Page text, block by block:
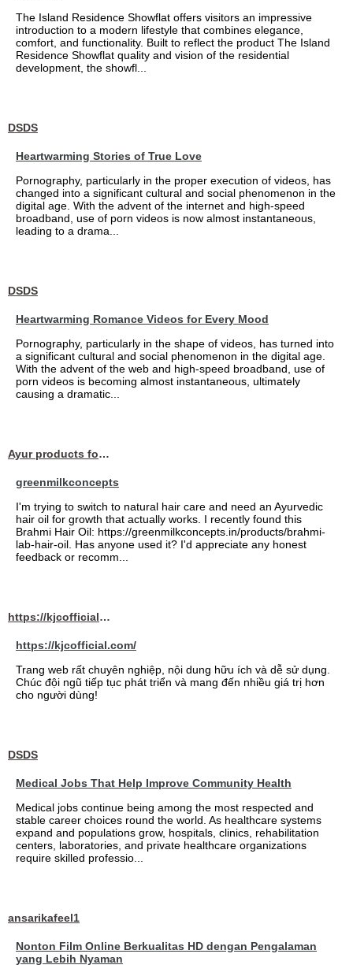
The Island Residence Showflat offers visitors an impressive
introduction to a modern lifestyle that combines elegance,
comfort, and functionality. Built to reflect the product The Island
Residence Showflat quality and vision of the residential
development, the showfl...
DSDS
Heartwarming Stories of True Love
Pornography, particularly in the proper execution of videos, has
changed into a significant cultural and social phenomenon in the
digital age. With the advent of the internet and high-speed
broadband, use of porn videos is now almost instantaneous,
leading to a drama...
DSDS
Heartwarming Romance Videos for Every Mood
Pornography, particularly in the shape of videos, has turned into
a significant cultural and social phenomenon in the digital age.
With the advent of the web and high-speed broadband, use of
porn videos is becoming almost instantaneous, ultimately
causing a dramatic...
Ayur products for hair
greenmilkconcepts
I'm trying to switch to natural hair care and need an Ayurvedic
hair oil for growth that actually works. I recently found this
Brahmi Hair Oil: https://greenmilkconcepts.in/products/brahmi-
lab-hair-oil. Has anyone used it? I'd appreciate any honest
feedback or recomm...
https://kjcofficial.com/
https://kjcofficial.com/
Trang web rất chuyên nghiệp, nội dung hữu ích và dễ sử dụng.
Chúc đội ngũ tiếp tục phát triển và mang đến nhiều giá trị hơn
cho người dùng!
DSDS
Medical Jobs That Help Improve Community Health
Medical jobs continue being among the most respected and
stable career choices round the world. As healthcare systems
expand and populations grow, hospitals, clinics, rehabilitation
centers, laboratories, and private healthcare organizations
require skilled professio...
ansarikafeel1
Nonton Film Online Berkualitas HD dengan Pengalaman
yang Lebih Nyaman